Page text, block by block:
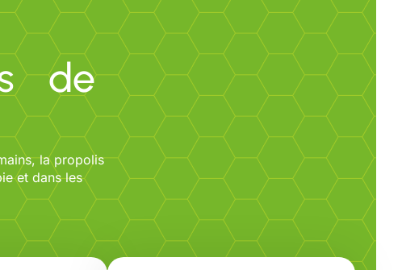
de
la propolis
et dans les